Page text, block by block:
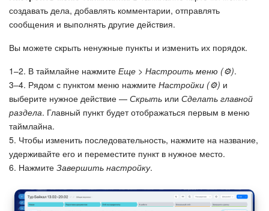
создавать дела, добавлять комментарии, отправлять
сообщения и выполнять другие действия.
Вы можете скрыть ненужные пункты и изменить их порядок.
1–2. В таймлайне нажмите Еще > Настроить меню (⚙️).
3–4. Рядом с пунктом меню нажмите Настройки (⚙️) и
выберите нужное действие — Скрыть или Сделать главной
раздела. Главный пункт будет отображаться первым в меню
таймлайна.
5. Чтобы изменить последовательность, нажмите на название,
удерживайте его и переместите пункт в нужное место.
6. Нажмите Завершить настройку.